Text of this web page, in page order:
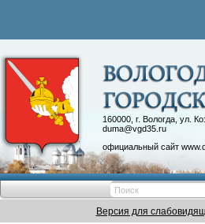
160000, г. Вологда, ул.
duma@vgd35.ru
официальный сайт
Контакты
Депутатские
Версия для